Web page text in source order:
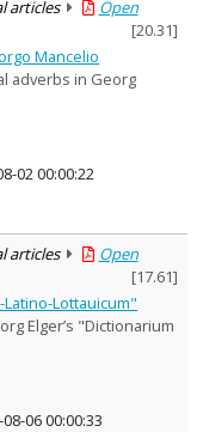
articles
Open
[20.31]
Mancelio
adverbs in Georg
02 00:00:22
articles
Open
[17.61]
Lottauicum"
Elger’s "Dictionarium
06 00:00:33